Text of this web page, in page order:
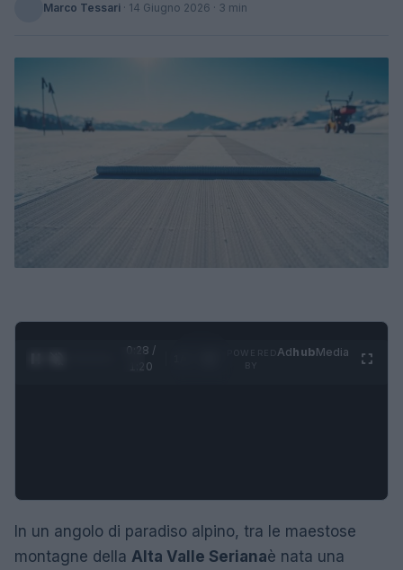
Marco Tessari · 14 Giugno 2026 · 3 min
0:28 /
1:20
AdhubMedia
In un angolo di paradiso alpino, tra le maestose
montagne della Alta Valle Serianaè nata una